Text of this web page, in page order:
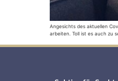
Angesichts des aktuellen
arbeiten. Toll ist es auch zu